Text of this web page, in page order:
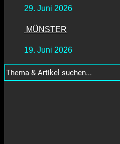
29. Juni 2026
MÜNSTER
19. Juni 2026